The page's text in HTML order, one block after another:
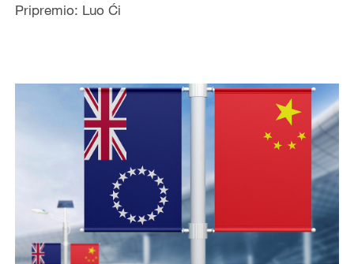
Pripremio: Luo Ći